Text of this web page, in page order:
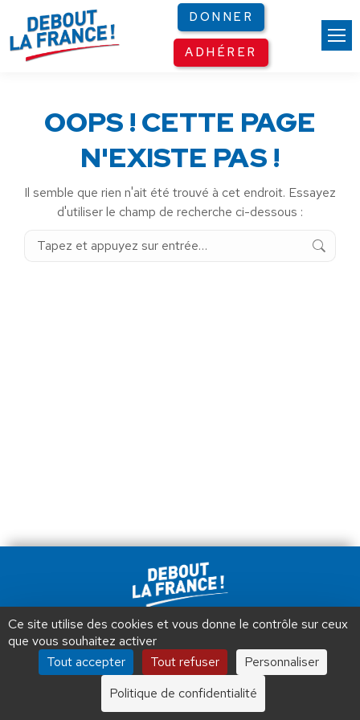
DONNER
ADHÉRER
OOPS ! CETTE PAGE
N'EXISTE PAS !
Il semble que rien n'ait été trouvé à cet endroit. Essayez
d'utiliser le champ de recherche ci-dessous :
Recherche
Debout La France © 2026 | Designed by Aryup.com
Tous droits réservés.
Panneau de gestion des cookies
Ce site utilise des cookies et vous donne le contrôle sur ceux
que vous souhaitez activer
Tout accepter
Tout refuser
Personnaliser
Politique de confidentialité